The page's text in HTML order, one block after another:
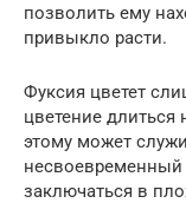
позволить ему
привыкло расти.
Фуксия цветет
цветение длиться
этому может
заключаться в